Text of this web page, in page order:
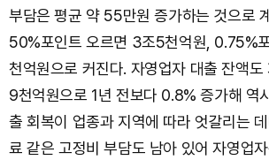
부담은 평균 약 55만원 증가하는 것으로
50%포인트 오르면 3조5천억원, 0.75%
천억원으로 커진다. 자영업자 대출 잔액
9천억원으로 1년 전보다 0.8% 증가해 역
출 회복이 업종과 지역에 따라 엇갈리는
료 같은 고정비 부담도 남아 있어 자영업